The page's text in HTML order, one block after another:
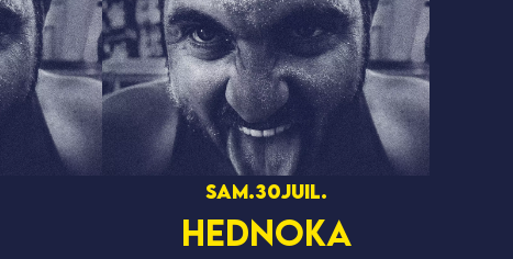
sam.30juil.
HEDNOKA